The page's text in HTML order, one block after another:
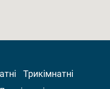
Трикімнатні